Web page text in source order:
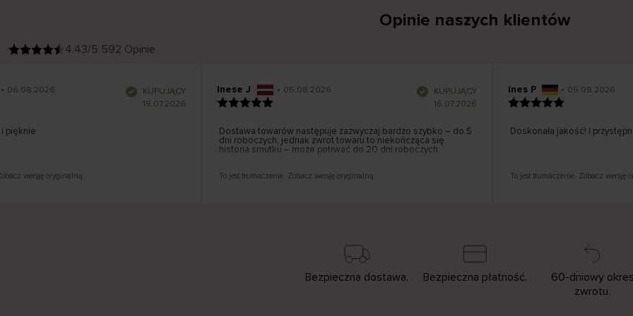
Opinie naszych klientów
4.43/5 592 Opinie
06.08.2026
K
l
KUPUJĄCY
19.07.2026
wersję oryginalną.
Inese J • 05.08.2026
K
l
w
e
r
f
KUPUJĄCY
16.07.2026
Dostawa towarów następuje zazwyczaj bardzo szybko – do 5
dni roboczych, jednak zwrot towaru to niekończąca się
historia smutku – może potrwać do 20 dni roboczych.
To jest tłumaczenie. Zobacz wersję oryginalną.
Ines P • 05.08.2026
Doskonała jakość! I przystępna
To jest tłumaczenie. Zobacz wersję
Bezpieczna dostawa. Bezpieczna płatność.
60-dniowy okres
zwrotu.